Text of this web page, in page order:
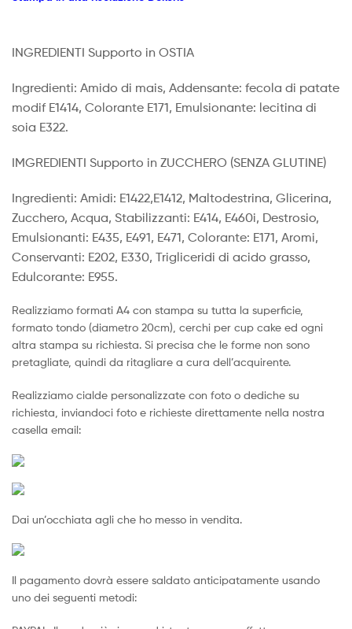
INGREDIENTI Supporto in OSTIA
Ingredienti: Amido di mais, Addensante: fecola di patate
modif E1414, Colorante E171, Emulsionante: lecitina di
soia E322.
IMGREDIENTI Supporto in ZUCCHERO (SENZA GLUTINE)
Ingredienti: Amidi: E1422,E1412, Maltodestrina, Glicerina,
Zucchero, Acqua, Stabilizzanti: E414, E460i, Destrosio,
Emulsionanti: E435, E491, E471, Colorante: E171, Aromi,
Conservanti: E202, E330, Trigliceridi di acido grasso,
Edulcorante: E955.
Realizziamo formati A4 con stampa su tutta la superficie,
formato tondo (diametro 20cm), cerchi per cup cake ed ogni
altra stampa su richiesta. Si precisa che le forme non sono
pretagliate, quindi da ritagliare a cura dell’acquirente.
Realizziamo cialde personalizzate con foto o dediche su
richiesta, inviandoci foto e richieste direttamente nella nostra
casella email:
Dai un’occhiata agli che ho messo in vendita.
Il pagamento dovrà essere saldato anticipatamente usando
uno dei seguenti metodi: